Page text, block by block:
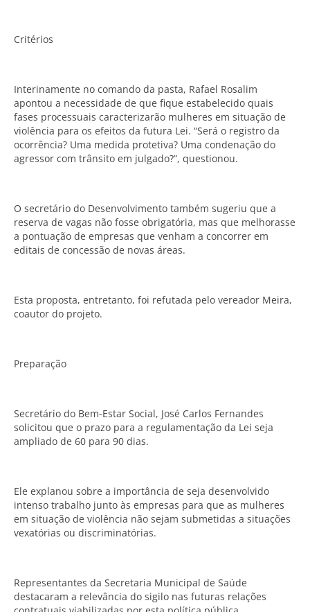
Critérios
Interinamente no comando da pasta, Rafael Rosalim
apontou a necessidade de que fique estabelecido quais
fases processuais caracterizarão mulheres em situação de
violência para os efeitos da futura Lei. “Será o registro da
ocorrência? Uma medida protetiva? Uma condenação do
agressor com trânsito em julgado?”, questionou.
O secretário do Desenvolvimento também sugeriu que a
reserva de vagas não fosse obrigatória, mas que melhorasse
a pontuação de empresas que venham a concorrer em
editais de concessão de novas áreas.
Esta proposta, entretanto, foi refutada pelo vereador Meira,
coautor do projeto.
Preparação
Secretário do Bem-Estar Social, José Carlos Fernandes
solicitou que o prazo para a regulamentação da Lei seja
ampliado de 60 para 90 dias.
Ele explanou sobre a importância de seja desenvolvido
intenso trabalho junto às empresas para que as mulheres
em situação de violência não sejam submetidas a situações
vexatórias ou discriminatórias.
Representantes da Secretaria Municipal de Saúde
destacaram a relevância do sigilo nas futuras relações